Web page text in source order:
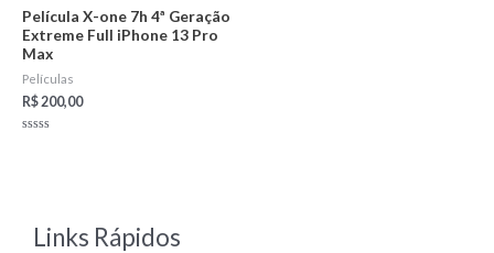
Película X-one 7h 4ª Geração
Extreme Full iPhone 13 Pro
Max
Películas
R$ 200,00
Links Rápidos